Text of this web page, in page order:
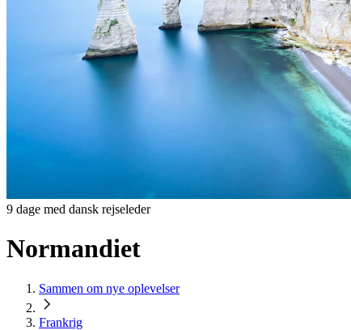
9 dage med dansk rejseleder
Normandiet
Sammen om nye oplevelser
Frankrig